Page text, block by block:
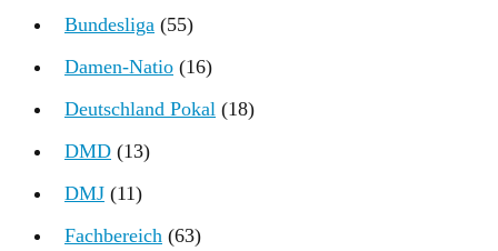
Bundesliga (55)
Damen-Natio (16)
Deutschland Pokal (18)
DMD (13)
DMJ (11)
Fachbereich (63)